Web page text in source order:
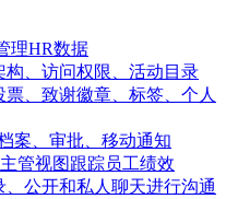
理HR数据
、访问权限、活动目录
、致谢徽章、标签、个人
案、审批、移动通知
管视图跟踪员工绩效
公开和私人聊天进行沟通